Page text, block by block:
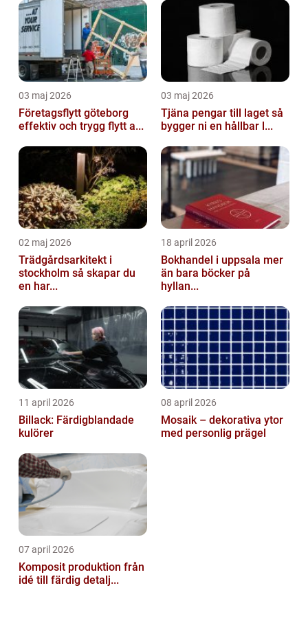
03 maj 2026
Företagsflytt göteborg
effektiv och trygg flytt a...
03 maj 2026
Tjäna pengar till laget så
bygger ni en hållbar l...
02 maj 2026
Trädgårdsarkitekt i
stockholm så skapar du
en har...
18 april 2026
Bokhandel i uppsala mer
än bara böcker på
hyllan...
11 april 2026
Billack: Färdigblandade
kulörer
08 april 2026
Mosaik – dekorativa ytor
med personlig prägel
07 april 2026
Komposit produktion från
idé till färdig detalj...